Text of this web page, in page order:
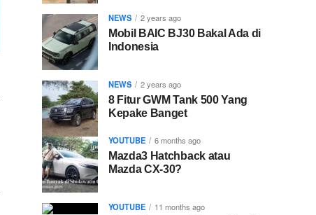
NEWS 2 years ago
Mobil BAIC BJ30 Bakal Ada di
Indonesia
NEWS 2 years ago
8 Fitur GWM Tank 500 Yang
Kepake Banget
YOUTUBE 6 months ago
Mazda3 Hatchback atau
Mazda CX-30?
YOUTUBE 11 months ago